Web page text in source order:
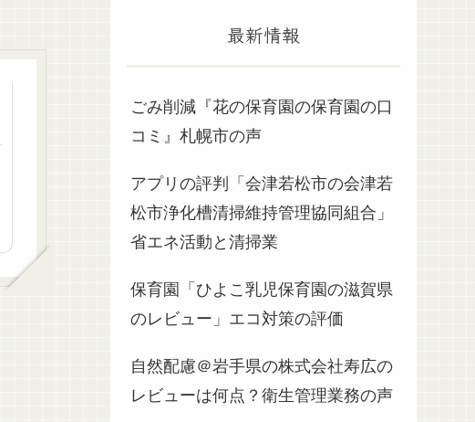
最新情報
ごみ削減『花の保育園の保育園の口
コミ』札幌市の声
アプリの評判「会津若松市の会津若
松市浄化槽清掃維持管理協同組合」
省エネ活動と清掃業
保育園「ひよこ乳児保育園の滋賀県
のレビュー」エコ対策の評価
自然配慮＠岩手県の株式会社寿広の
レビューは何点？衛生管理業務の声